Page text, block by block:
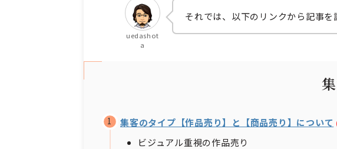
uedashot
a
それでは、以下のリンクから記事
集客のタイプ【作品売り】と【商品売り】について
ビジュアル重視の作品売り